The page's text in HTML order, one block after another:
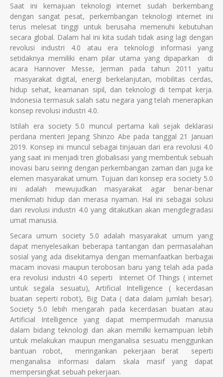
Saat ini kemajuan teknologi internet sudah berkembang
dengan sangat pesat, perkembangan teknologi internet ini
terus melesat tinggi untuk berusaha memenuhi kebutuhan
secara global. Dalam hal ini kita sudah tidak asing lagi dengan
revolusi industri 4.0 atau era teknologi informasi yang
setidaknya memiliki enam pilar utama yang dipaparkan di
acara Hannover Messe, Jerman pada tahun 2011 yaitu
masyarakat digital, energi berkelanjutan, mobilitas cerdas,
hidup sehat, keamanan sipil, dan teknologi di tempat kerja.
Indonesia termasuk salah satu negara yang telah menerapkan
konsep revolusi industri 4.0.
Istilah era society 5.0 muncul pertama kali sejak deklarasi
perdana menteri Jepang Shinzo Abe pada tanggal 21 Januari
2019. Konsep ini muncul sebagai tinjauan dari era revolusi 4.0
yang saat ini menjadi tren globalisasi yang membentuk sebuah
inovasi baru seiring dengan perkembangan zaman dan juga ke
elemen masyarakat umum. Tujuan dari konsep era society 5.0
ini adalah mewujudkan masyarakat agar benar-benar
menikmati hidup dan merasa nyaman. Hal ini sebagai solusi
dari revolusi industri 4.0 yang ditakutkan akan mengdegradasi
umat manusia.
Secara umum society 5.0 adalah masyarakat umum yang
dapat menyelesaikan beberapa tantangan dan permasalahan
sosial yang ada disekitarnya dengan memanfaatkan berbagai
macam inovasi maupun terobosan baru yang telah ada pada
era revolusi industri 4.0 seperti Internet Of Things ( internet
untuk segala sesuatu), Artificial Intelligence ( kecerdasan
buatan seperti robot), Big Data ( data dalam jumlah besar).
Society 5.0 lebih mengarah pada kecerdasan buatan atau
Artificial Intelligence yang dapat mempermudah manusia
dalam bidang teknologi dan akan memilki kemampuan lebih
untuk melakukan maupun menganalisa sesuatu menggunkan
bantuan robot, meringankan pekerjaan berat seperti
menganalisa informasi dalam skala masif yang dapat
mempersingkat sebuah pekerjaan.